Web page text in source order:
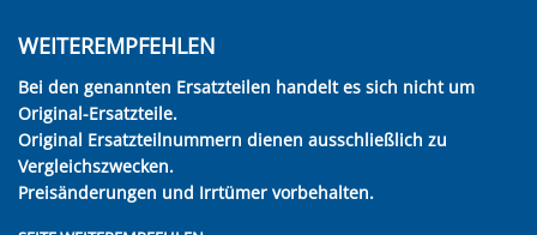
WEITEREMPFEHLEN
Bei den genannten Ersatzteilen handelt es sich nicht um
Original-Ersatzteile.
Original Ersatzteilnummern dienen ausschließlich zu
Vergleichszwecken.
Preisänderungen und Irrtümer vorbehalten.